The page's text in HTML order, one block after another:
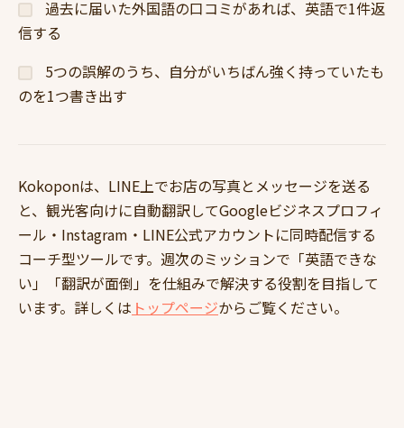
過去に届いた外国語の口コミがあれば、英語で1件返
信する
5つの誤解のうち、自分がいちばん強く持っていたも
のを1つ書き出す
Kokoponは、LINE上でお店の写真とメッセージを送る
と、観光客向けに自動翻訳してGoogleビジネスプロフィ
ール・Instagram・LINE公式アカウントに同時配信する
コーチ型ツールです。週次のミッションで「英語できな
い」「翻訳が面倒」を仕組みで解決する役割を目指して
います。詳しくは トップページからご覧ください。